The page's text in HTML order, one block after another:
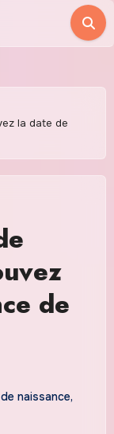
la date de
de
naissance,